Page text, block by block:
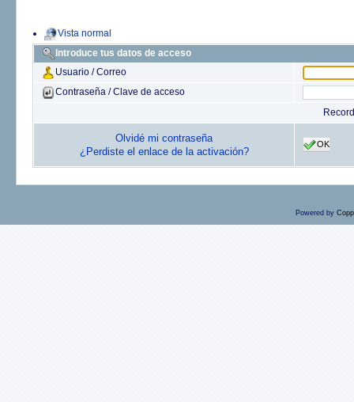
Vista normal
Introduce tus datos de acceso
Usuario / Correo
Contraseña / Clave de acceso
Olvidé mi contraseña
¿Perdiste el enlace de la activación?
OK
Powered by